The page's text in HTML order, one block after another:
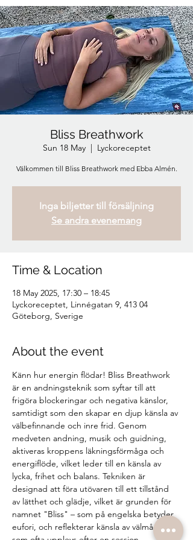
Bliss Breathwork
Sun 18 May
  |
Lyckoreceptet
Välkommen till Bliss Breathwork med Ebba Almén.
Inga biljetter till försäljning
Se andra evenemang
Time & Location
18 May 2025, 17:30 – 18:45
Lyckoreceptet, Linnégatan 9, 413 04
Göteborg, Sverige
About the event
Känn hur energin flödar! Bliss Breathwork
är en andningsteknik som syftar till att
frigöra blockeringar och negativa känslor,
samtidigt som den skapar en djup känsla av
välbefinnande och inre frid. Genom
medveten andning, musik och guidning,
aktiveras kroppens läkningsförmåga och
energiflöde, vilket leder till en känsla av
lycka, frihet och balans. Tekniken är
designad att föra utövaren till ett tillstånd
av lätthet och glädje, vilket är grunden för
namnet "Bliss" – som på engelska betyder
eufori, och reflekterar känsla av välmående